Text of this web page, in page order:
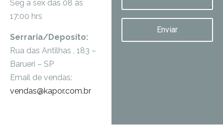
Seg a sex das 08 às
17:00 hrs
Serraria/Deposito:
Rua das Antilhas , 183 –
Barueri – SP
Email de vendas:
vendas@kapor.com.br
Enviar